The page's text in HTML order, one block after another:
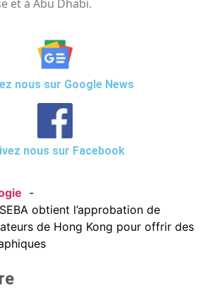
et à Abu Dhabi.
nous sur Google News
nous sur Facebook
obtient l’approbation de
de Hong Kong pour offrir des